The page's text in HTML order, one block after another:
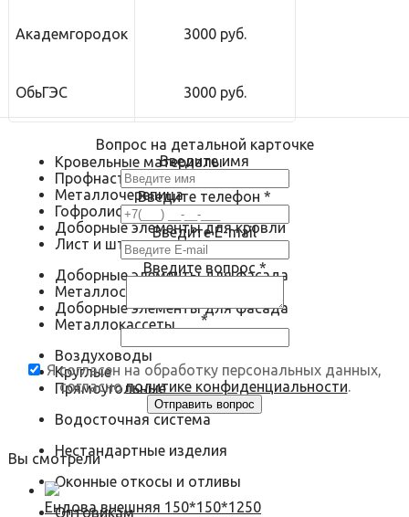
Академгородок 3000 руб.
ОбьГЭС 3000 руб.
Вопрос на детальной карточке
Введите имя
Введите телефон *
Введите E-mail
Введите вопрос *
*
Я согласен на обработку персональных данных,
согласнополитике конфиденциальности.
Вы смотрели
Ендова внешняя 150*150*1250
Кровельные материалы
Профнастил
Металлочерепица
Гофролист
Доборные элементы для кровли
Лист и штрипс
Доборные элементы для фасада
Металлосайдинг
Доборные элементы для фасада
Металлокассеты
Воздуховоды
Круглые
Прямоугольные
Водосточная система
Нестандартные изделия
Оконные откосы и отливы
Оптовикам